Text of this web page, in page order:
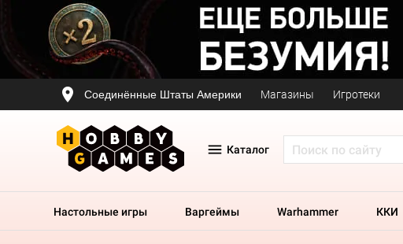
Соединённые Штаты Америки Магазины Игротеки
Каталог
Настольные игры Варгеймы Warhammer ККИ